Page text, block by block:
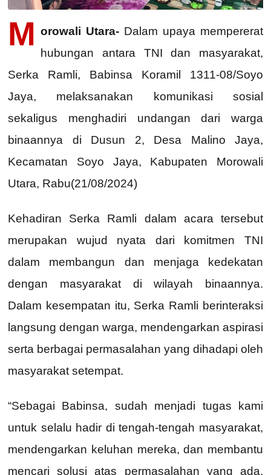
M orowali Utara- Dalam upaya mempererat
hubungan antara TNI dan masyarakat,
Serka Ramli, Babinsa Koramil 1311-08/Soyo
Jaya, melaksanakan komunikasi sosial
sekaligus menghadiri undangan dari warga
binaannya di Dusun 2, Desa Malino Jaya,
Kecamatan Soyo Jaya, Kabupaten Morowali
Utara, Rabu(21/08/2024)
Kehadiran Serka Ramli dalam acara tersebut
merupakan wujud nyata dari komitmen TNI
dalam membangun dan menjaga kedekatan
dengan masyarakat di wilayah binaannya.
Dalam kesempatan itu, Serka Ramli berinteraksi
langsung dengan warga, mendengarkan aspirasi
serta berbagai permasalahan yang dihadapi oleh
masyarakat setempat.
“Sebagai Babinsa, sudah menjadi tugas kami
untuk selalu hadir di tengah-tengah masyarakat,
mendengarkan keluhan mereka, dan membantu
mencari solusi atas permasalahan yang ada.